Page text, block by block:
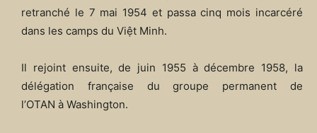
retranché le 7 mai 1954 et passa cinq mois incarcéré
dans les camps du Việt Minh.
Il rejoint ensuite, de juin 1955 à décembre 1958, la
délégation française du groupe permanent de
l’OTAN à Washington.